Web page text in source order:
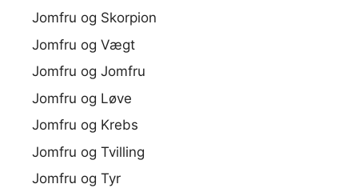
Jomfru og Skorpion
Jomfru og Vægt
Jomfru og Jomfru
Jomfru og Løve
Jomfru og Krebs
Jomfru og Tvilling
Jomfru og Tyr